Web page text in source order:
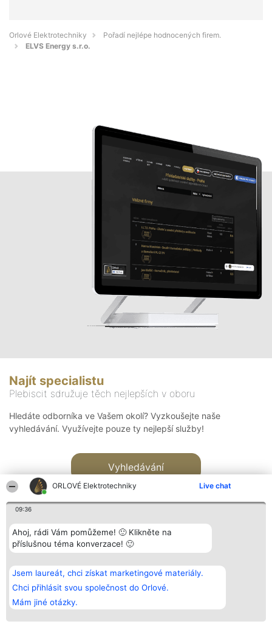
ORLOVÉ Elektrotechniky Live chat
09:36
Ahoj, rádi Vám pomůžeme! 🙂 Klikněte na
příslušnou téma konverzace! 🙂
Jsem laureát, chci získat marketingové materiály.
Chci přihlásit svou společnost do Orlové.
Mám jiné otázky.
Orlové Elektrotechniky
Pořadí nejlépe hodnocených firem.
ELVS Energy s.r.o.
Najít specialistu
Plebiscit sdružuje těch nejlepších v oboru
Hledáte odborníka ve Vašem okolí? Vyzkoušejte naše
vyhledávání. Využívejte pouze ty nejlepší služby!
Vyhledávání
Bright Side Solutions sp. z o.
o. sp. k.
ul. Ruska 22
Wrocław 50-079
KRS 0000749100 | Regon
381313360 | NIP 8943132676
Vítězové
Seznam všech
laureátů
Zásady
Zásady
Kontakt